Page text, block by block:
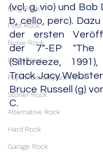
Prog Rock
Post Rock
Noise Rock
Glam Rock
Psychedelic/Space Rock
Stoner Rock
Alternative Rock
Hard Rock
Garage Rock
(vcl, g, vio) und Bob
b, cello, perc).
der ersten
der 7"-EP "The
(Siltbreeze,
Track Jacy Webster
Bruce Russell (g)
C.